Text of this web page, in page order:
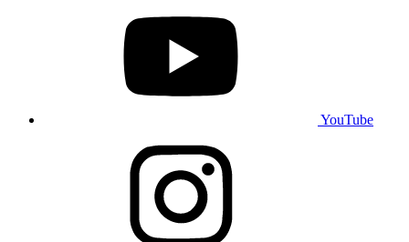
YouTube